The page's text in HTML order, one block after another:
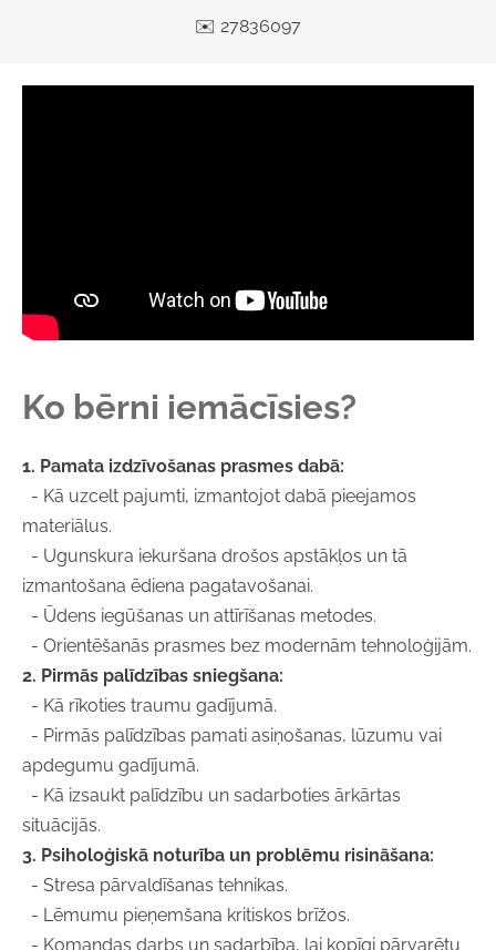
✉️ 27836097
Ko bērni iemācīsies?
1. Pamata izdzīvošanas prasmes dabā:
- Kā uzcelt pajumti, izmantojot dabā pieejamos
materiālus.
- Ugunskura iekuršana drošos apstākļos un tā
izmantošana ēdiena pagatavošanai.
- Ūdens iegūšanas un attīrīšanas metodes.
- Orientēšanās prasmes bez modernām tehnoloģijām.
2. Pirmās palīdzības sniegšana:
- Kā rīkoties traumu gadījumā.
- Pirmās palīdzības pamati asiņošanas, lūzumu vai
apdegumu gadījumā.
- Kā izsaukt palīdzību un sadarboties ārkārtas
situācijās.
3. Psiholoģiskā noturība un problēmu risināšana:
- Stresa pārvaldīšanas tehnikas.
- Lēmumu pieņemšana kritiskos brīžos.
- Komandas darbs un sadarbība, lai kopīgi pārvarētu